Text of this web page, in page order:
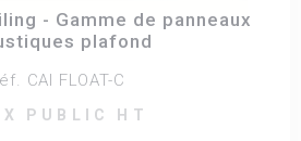
- Gamme de panneaux
plafond
CAI FLOAT-C
PUBLIC HT